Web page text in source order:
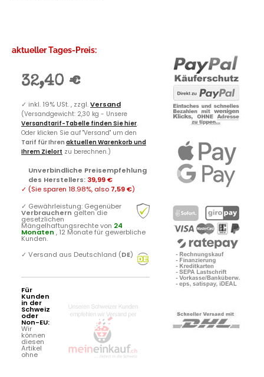
aktueller Tages-Preis:
32,40 €
✓ inkl. 19% USt. , zzgl.Versand
(Versandgewicht: 2,30 kg - Unsere
Versandtarif-Tabelle finden Sie hier.
Oder klicken Sie auf "Versand" um den
Tarif für Ihren aktuellen Warenkorb und
Ihrem Zielort zu berechnen.)
Unverbindliche Preisempfehlung
des Herstellers: 39,99 €
✓ (Sie sparen 18.98%, also 7,59 €)
✓ Gewährleistung: Gegenüber
Verbrauchern gelten die
gesetzlichen
Mängelhaftungsrechte von 24
Monaten , 12 Monate für gewerbliche
Kunden.
✓ Versand aus Deutschland (DE)
Für
Kunden
in der
Schweiz
oder
Non-EU:
Wir
können
diesen
Artikel
ohne